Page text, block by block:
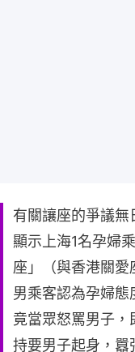
有關讓座的爭議無
顯示上海1名孕婦
座」（與香港關愛
男乘客認為孕婦
竟當眾怒罵男子
持要男子起身，囂